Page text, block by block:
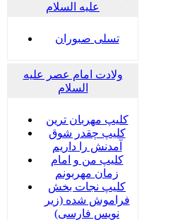
علیه السلام
تسلی صبوران
ولادت امام عصر علیه
السلام
کلیپ مهربان ترین
کلیپ چقدر شوق
آمدنش را داریم
کلیپ من و امام
زمان مهربونم
کلیپ نجات بخش
فراموش شده (زیر
نویس فارسی)